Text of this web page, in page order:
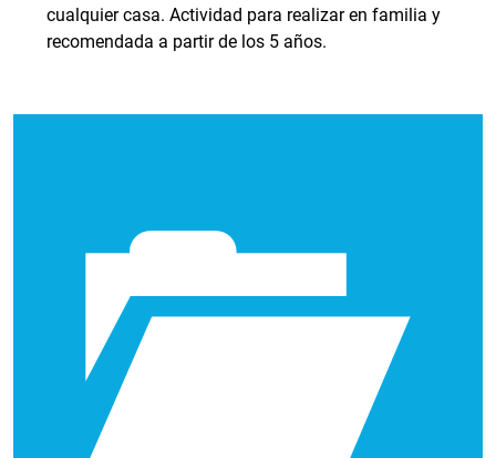
cualquier casa. Actividad para realizar en familia y
recomendada a partir de los 5 años.